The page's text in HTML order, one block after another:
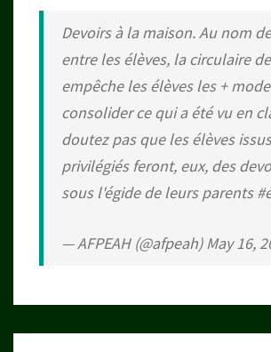
Devoirs à la maison. Au nom
entre les élèves, la circulaire
empêche les élèves les +
consolider ce qui a été vu en
doutez pas que les élèves
privilégiés feront, eux, des
sous l'égide de leurs parents
— AFPEAH (@afpeah)May 16,